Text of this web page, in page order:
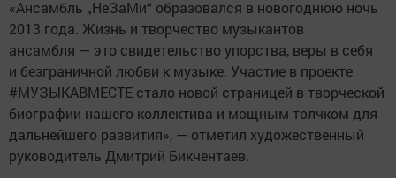
«Ансамбль „НеЗаМи“ образовался в новогоднюю ночь
2013 года. Жизнь и творчество музыкантов
ансамбля — это свидетельство упорства, веры в себя
и безграничной любви к музыке. Участие в проекте
#МУЗЫКАВМЕСТЕ стало новой страницей в творческой
биографии нашего коллектива и мощным толчком для
дальнейшего развития», — отметил художественный
руководитель Дмитрий Бикчентаев.